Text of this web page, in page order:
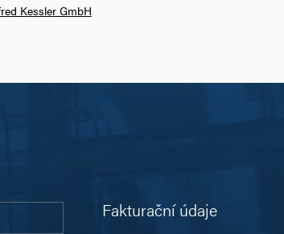
Kessler GmbH
Fakturační údaje